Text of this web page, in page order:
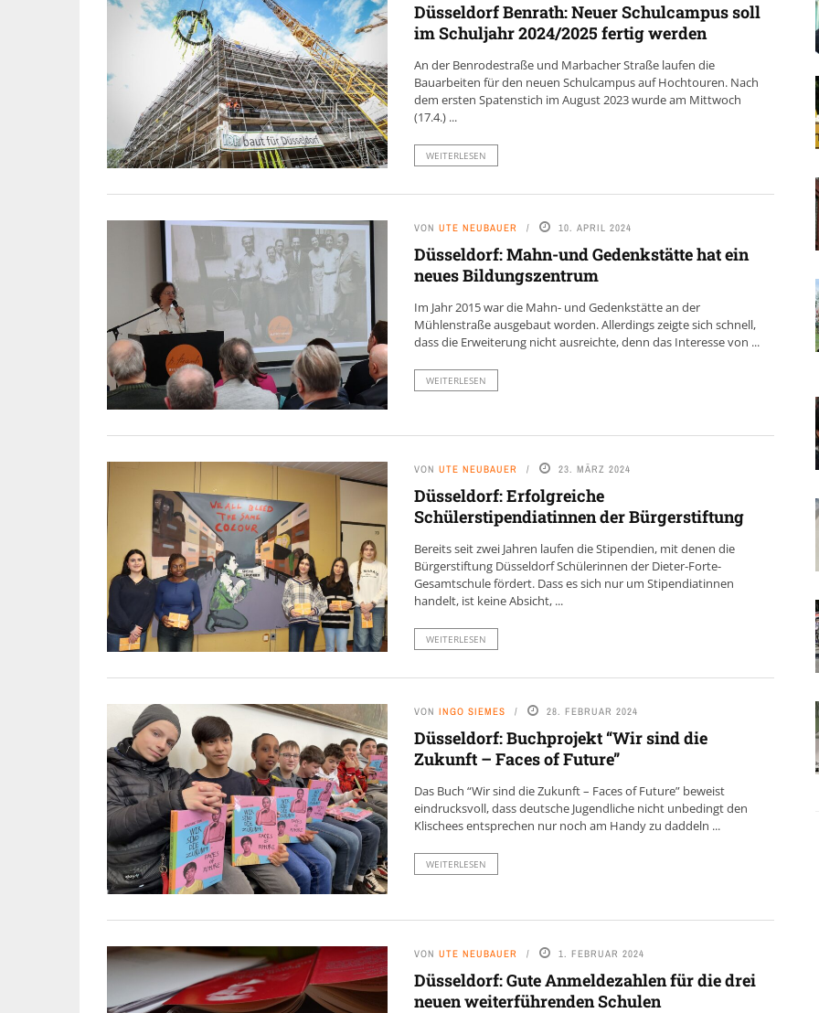
Düsseldorf Benrath: Neuer Schulcampus soll
im Schuljahr 2024/2025 fertig werden
An der Benrodestraße und Marbacher Straße laufen die
Bauarbeiten für den neuen Schulcampus auf Hochtouren. Nach
dem ersten Spatenstich im August 2023 wurde am Mittwoch
(17.4.) ...
WEITERLESEN
VON UTE NEUBAUER 10. APRIL 2024
Düsseldorf: Mahn-und Gedenkstätte hat ein
neues Bildungszentrum
Im Jahr 2015 war die Mahn- und Gedenkstätte an der
Mühlenstraße ausgebaut worden. Allerdings zeigte sich schnell,
dass die Erweiterung nicht ausreichte, denn das Interesse von ...
WEITERLESEN
VON UTE NEUBAUER 23. MÄRZ 2024
Düsseldorf: Erfolgreiche
Schülerstipendiatinnen der Bürgerstiftung
Bereits seit zwei Jahren laufen die Stipendien, mit denen die
Bürgerstiftung Düsseldorf Schülerinnen der Dieter-Forte-
Gesamtschule fördert. Dass es sich nur um Stipendiatinnen
handelt, ist keine Absicht, ...
WEITERLESEN
VON INGO SIEMES 28. FEBRUAR 2024
Düsseldorf: Buchprojekt “Wir sind die
Zukunft – Faces of Future”
Das Buch “Wir sind die Zukunft – Faces of Future” beweist
eindrucksvoll, dass deutsche Jugendliche nicht unbedingt den
Klischees entsprechen nur noch am Handy zu daddeln ...
WEITERLESEN
VON UTE NEUBAUER 1. FEBRUAR 2024
Düsseldorf: Gute Anmeldezahlen für die drei
neuen weiterführenden Schulen